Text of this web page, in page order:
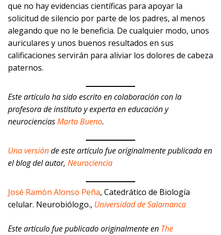
que no hay evidencias científicas para apoyar la
solicitud de silencio por parte de los padres, al menos
alegando que no le beneficia. De cualquier modo, unos
auriculares y unos buenos resultados en sus
calificaciones servirán para aliviar los dolores de cabeza
paternos.
Este artículo ha sido escrito en colaboración con la
profesora de instituto y experta en educación y
neurocienciasMarta Bueno.
Una versiónde este artículo fue originalmente publicada en
el blog del autor, Neurociencia
José Ramón Alonso Peña, Catedrático de Biología
celular. Neurobiólogo., Universidad de Salamanca
Este artículo fue publicado originalmente en The